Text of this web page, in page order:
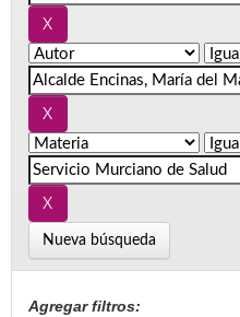
Nueva búsqueda
Agregar filtros: